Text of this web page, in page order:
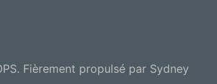
Fièrement propulsé par Sydney